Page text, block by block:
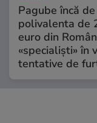
Pagube încă
polivalenta de
euro din
«specialiști» în
tentative de